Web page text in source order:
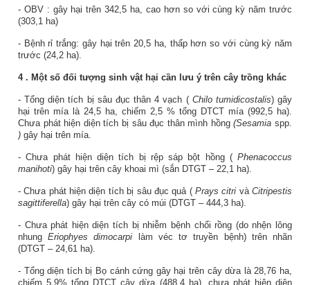
- OBV : gây hại trên342,5 ha, cao hơn so với cùng kỳ năm trước
(303,1 ha)
- Bệnh rỉ trắng: gây hại trên 20,5 ha, thấp hơn so với cùng kỳ năm
trước (24,2 ha)
4 . Một số đối tượng sinh vật hại cần lưu ý trên cây trồng khác
- Tổng diện tích bị sâu đục thân 4 vạch ( Chilo tumidicostalis) gây
hại trên mía là 24,5 ha, chiếm 2,5 % tổng DTCT mía (992,5 ha).
Chưa phát hiện diện tích bị sâu đục thân mình hồng(Sesamiaspp.
) gây hại trên mía.
- Chưa phát hiện diện tích bị rệp sáp bột hồng ( Phenacoccus
manihoti) gây hại trên cây khoai mì (sắn DTGT – 22,1 ha).
- Chưa phát hiện diện tích bị sâu đục quả ( Prays citri vàCitripestis
sagittiferella) gây hại trên cây có múi (DTGT – 444,3 ha).
- Chưa phát hiện diện tích bị nhiễm bệnh chổi rồng (do nhện lông
nhungEriophyes dimocarpi làm véc tơ truyền bệnh) trên nhãn
(DTGT – 24,61 ha).
- Tổng diện tích bị Bọ cánh cứng gây hại trên cây dừa là 28,76 ha,
chiếm 5,9% tổng DTCT cây dừa (488,4 ha), chưa phát hiện diện